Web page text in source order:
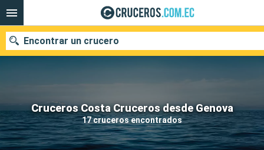
Cruceros Costa Cruceros desde Genova
17 cruceros encontrados
Encontrar un crucero
Nuestros destinos
Fecha de salida